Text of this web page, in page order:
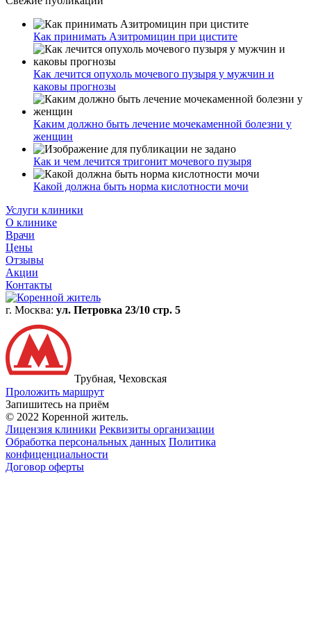
Как принимать Азитромицин при цистите
Как лечится опухоль мочевого пузыря у мужчин и
каковы прогнозы
Каким должно быть лечение мочекаменной болезни у
женщин
Как и чем лечится тригонит мочевого пузыря
Какой должна быть норма кислотности мочи
Услуги клиники
О клинике
Врачи
Цены
Отзывы
Акции
Контакты
г. Москва: ул. Петровка 23/10 стр. 5
Трубная, Чеховская
Проложить маршрут
Запишитесь на приём
© 2022 Коренной житель.
Лицензия клиники Реквизиты организации
Обработка персональных данных Политика
конфиценциальности
Договор оферты